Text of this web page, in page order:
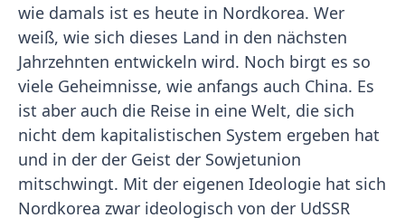
wie damals ist es heute in Nordkorea. Wer
weiß, wie sich dieses Land in den nächsten
Jahrzehnten entwickeln wird. Noch birgt es so
viele Geheimnisse, wie anfangs auch China. Es
ist aber auch die Reise in eine Welt, die sich
nicht dem kapitalistischen System ergeben hat
und in der der Geist der Sowjetunion
mitschwingt. Mit der eigenen Ideologie hat sich
Nordkorea zwar ideologisch von der UdSSR